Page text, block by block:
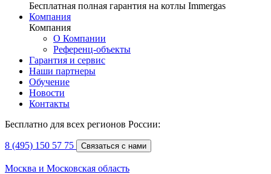
Бесплатная полная гарантия на котлы Immergas
Компания
Компания
О Компании
Референц-объекты
Гарантия и сервис
Наши партнеры
Обучение
Новости
Контакты
Бесплатно для всех регионов России:
8 (495) 150 57 75 Связаться с нами
Москва и Московская область